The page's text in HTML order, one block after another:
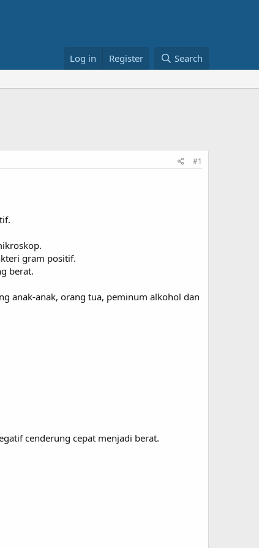
Log in Register Search
#1
gram positif.
berat.
anak-anak, orang tua, peminum alkohol dan
cenderung cepat menjadi berat.